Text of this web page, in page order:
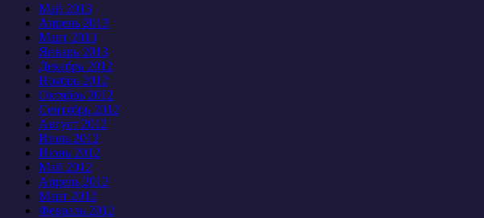
Май 2013
Апрель 2013
Март 2013
Январь 2013
Декабрь 2012
Ноябрь 2012
Октябрь 2012
Сентябрь 2012
Август 2012
Июль 2012
Июнь 2012
Май 2012
Апрель 2012
Март 2012
Февраль 2012